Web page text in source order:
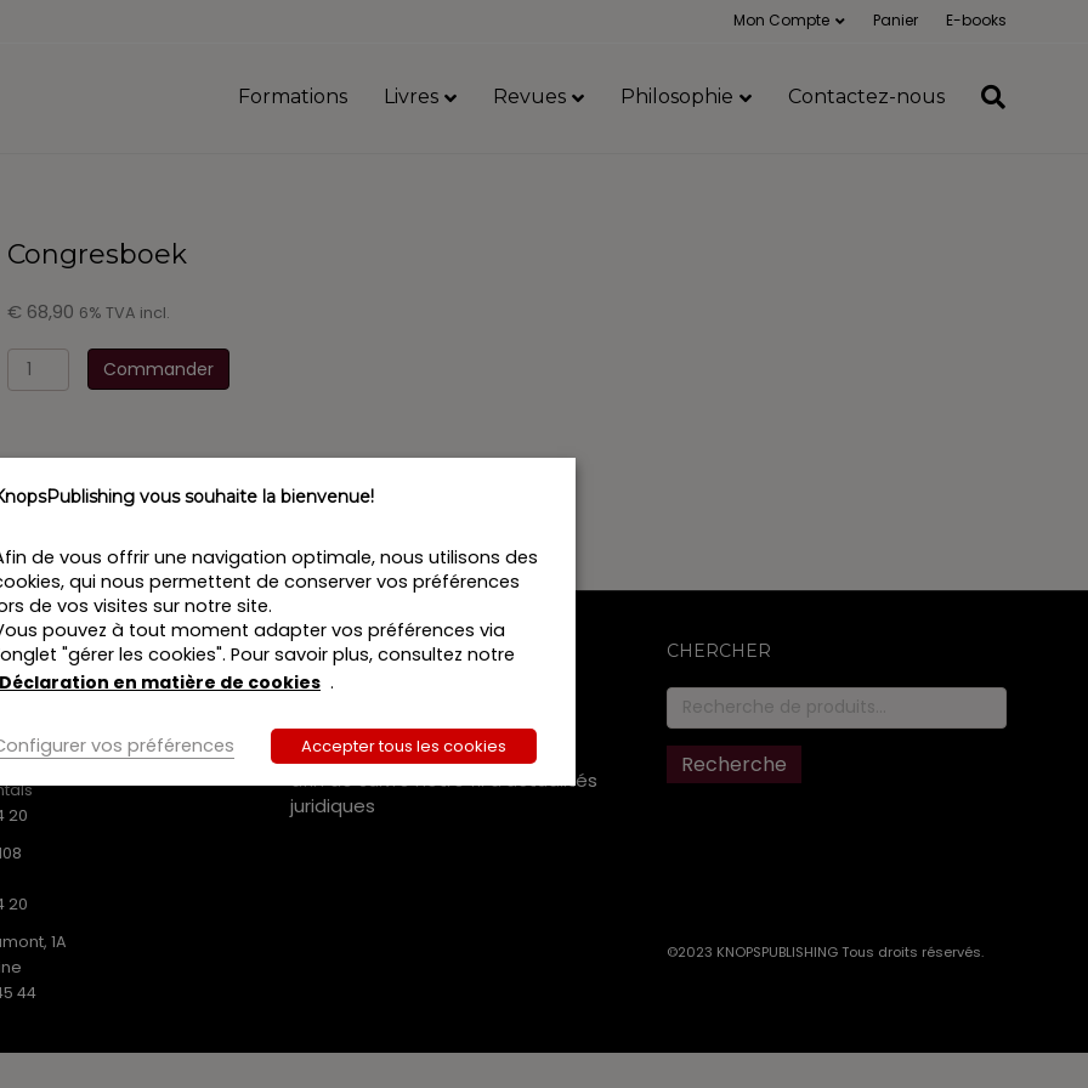
Mon Compte Panier E-books
Formations Livres Revues Philosophie Contactez-nous
Congresboek
€ 68,90 6% TVA incl.
quantité
de
Commander
SRL
22
20
20
1A
44
MEDIAS SOCIAUX
Suivez-nous sur :
afin de suivre notre fil d’actualités
juridiques
CHERCHER
Recherche
pour :
Recherche
©2023 KNOPSPUBLISHING Tous droits réservés.
vous souhaite la bienvenue!
de vous offrir une navigation optimale, nous utilisons des
qui nous permettent de conserver vos préférences
de vos visites sur notre site.
pouvez à tout moment adapter vos préférences via
"gérer les cookies". Pour savoir plus, consultez notre
Déclaration en matière de cookies .
vos préférences Accepter tous les cookies